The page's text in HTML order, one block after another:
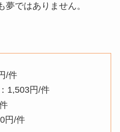
ではありません。
/件
：1,503円/件
円/件